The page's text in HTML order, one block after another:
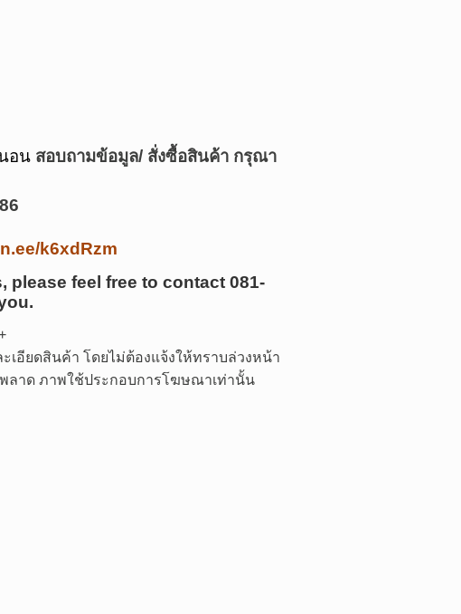
อน สอบถามข้อมูล/ สั่งซื้อสินค้า กรุณา
k6xdRzm
please feel free to contact 081-
อียดสินค้า โดยไม่ต้องแจ้งให้ทราบล่วงหน้า
ลาด ภาพใช้ประกอบการโฆษณาเท่านั้น